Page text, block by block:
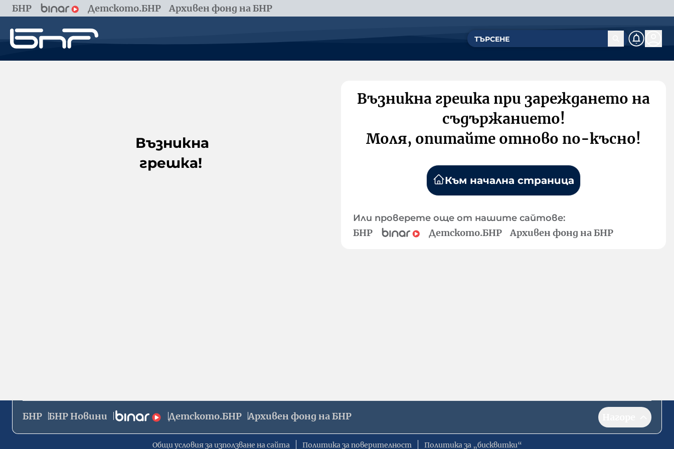
БНР Детското.БНР Архивен фонд на БНР
Възникна
грешка!
Възникна грешка при зареждането на
съдържанието!
Моля, опитайте отново по-късно!
Към начална страница
Или проверете още от нашите сайтове:
БНР Детското.БНР Архивен фонд на БНР
БНР БНР Новини Детското.БНР Архивен фонд на БНР
Общи условия за използване на сайта Политика за поверителност Политика за „бисквитки“